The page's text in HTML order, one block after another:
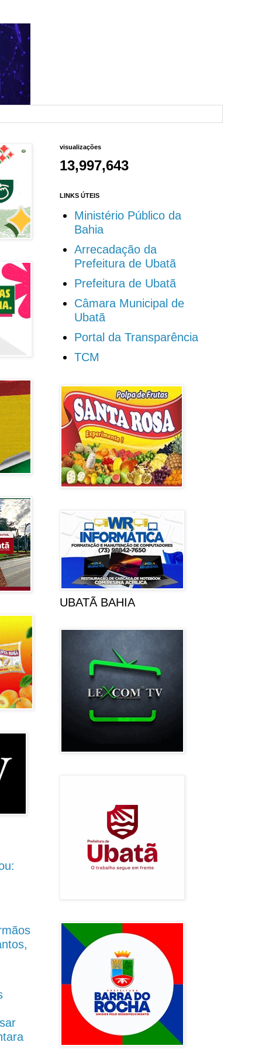
visualizações
13,997,643
LINKS ÚTEIS
Ministério Público da
Bahia
Arrecadação da
Prefeitura de Ubatã
Prefeitura de Ubatã
Câmara Municipal de
Ubatã
Portal da Transparência
TCM
UBATÃ BAHIA